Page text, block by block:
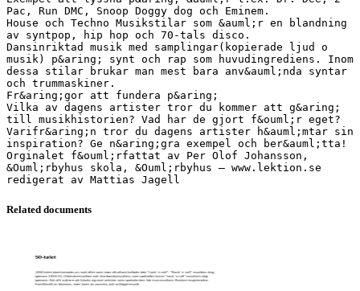
Related documents